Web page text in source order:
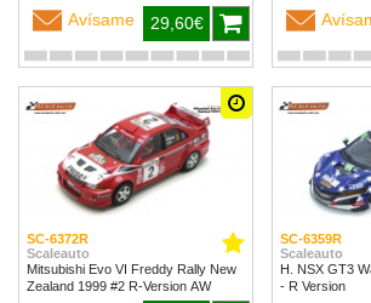
Avísame 29,60€
SC-6372R
Scaleauto
Mitsubishi Evo VI Freddy Rally New
Zealand 1999 #2 R-Version AW
SC-6359R
Scaleauto
H. NSX GT3
- R Version